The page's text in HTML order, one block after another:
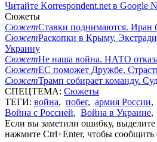
Читайте Korrespondent.net в Google
Сюжеты
СюжетСтавки поднимаются. Иран
СюжетРаскопки в Крыму.
Украину
СюжетНе наша война. НАТО
СюжетЕС поможет Дружбе.
СюжетТрамп собирает команду.
СПЕЦТЕМА: Сюжеты
ТЕГИ: война, побег, армия России,
Война с Россией, Война в Украине,
Если вы заметили ошибку,
нажмите Ctrl+Enter, чтобы сообщить